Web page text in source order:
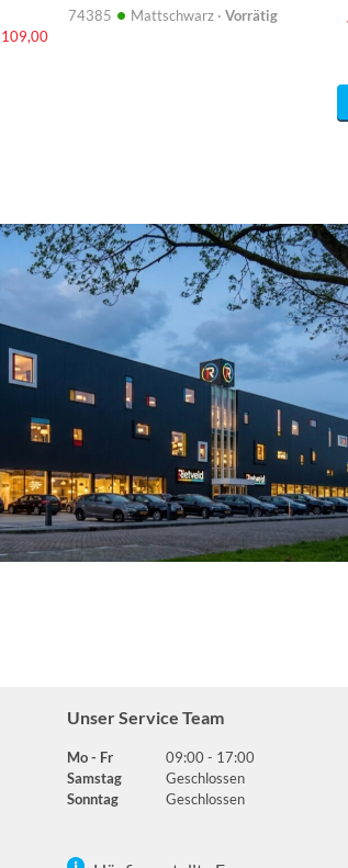
109,00
74385 • Mattschwarz · Vorrätig
Unser Service Team
Mo - Fr
09:00 - 17:00
Samstag
Geschlossen
Sonntag
Geschlossen